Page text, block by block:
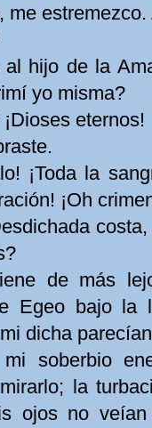
me estremezco.
hijo de la
yo misma?
eternos!
¡Toda la
¡Oh
de más
Egeo bajo la
dicha
soberbio
la
ojos no